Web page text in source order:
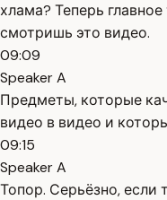
хлама? Теперь
смотришь это видео.
09:09
Speaker A
Предметы, которые
видео в видео и
09:15
Speaker A
Топор. Серьёзно, если